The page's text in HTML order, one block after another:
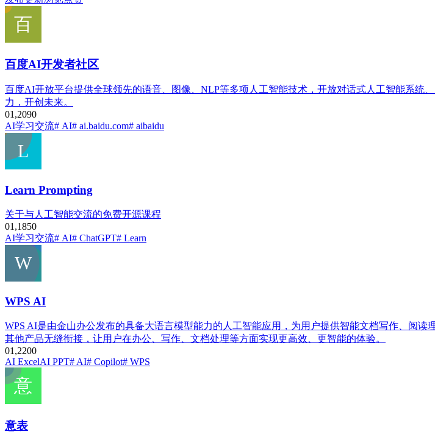
百度AI开发者社区
百度AI开放平台提供全球领先的语音、图像、NLP等多项人工智能技术，开放对话式人工智能系
力，开创未来。
01,2090
AI学习交流# AI# ai.baidu.com# aibaidu
Learn Prompting
关于与人工智能交流的免费开源课程
01,1850
AI学习交流# AI# ChatGPT# Learn
WPS AI
WPS AI是由金山办公发布的具备大语言模型能力的人工智能应用，为用户提供智能文档写作、阅
其他产品无缝衔接，让用户在办公、写作、文档处理等方面实现更高效、更智能的体验。
01,2200
AI ExcelAI PPT# AI# Copilot# WPS
意表